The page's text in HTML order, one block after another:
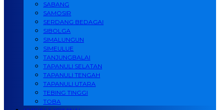
SABANG
SAMOSIR
SERDANG BEDAGAI
SIBOLGA
SIMALUNGUN
SIMEULUE
TANJUNGBALAI
TAPANULI SELATAN
TAPANULI TENGAH
TAPANULI UTARA
TEBING TINGGI
TOBA